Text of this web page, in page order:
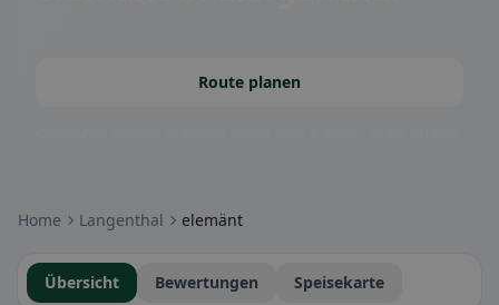
Route planen
Home Langenthal elemänt
Übersicht Bewertungen Speisekarte